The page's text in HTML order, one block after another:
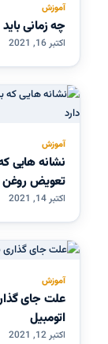
آموزش
چه زمانی
اکتبر 16, 2021
آموزش
نشانه هایی
تعویض روغن
اکتبر 14, 2021
آموزش
علت جای
اتومبیل
اکتبر 12, 2021